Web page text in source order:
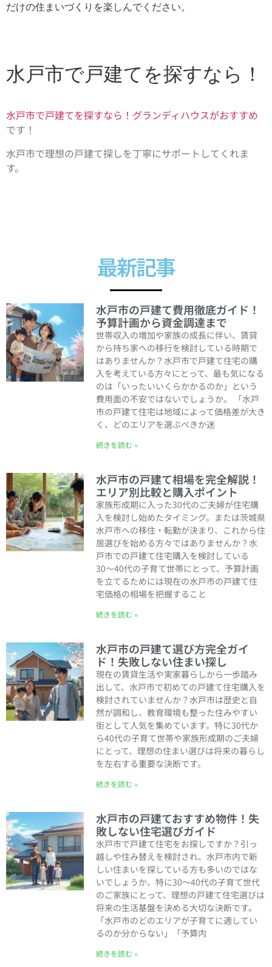
だけの住まいづくりを楽しんでください。
水戸市で戸建てを探すなら！
水戸市で戸建てを探すなら！グランディハウスがおすすめ
です！
水戸市で理想の戸建て探しを丁寧にサポートしてくれま
す。
最新記事
水戸市の戸建て費用徹底ガイド！
予算計画から資金調達まで
世帯収入の増加や家族の成長に伴い、賃貸
から持ち家への移行を検討している時期で
はありませんか？水戸市で戸建て住宅の購
入を考えている方々にとって、最も気になる
のは「いったいいくらかかるのか」という
費用面の不安ではないでしょうか。 「水戸
市の戸建て住宅は地域によって価格差が大き
く、どのエリアを選ぶべきか迷
続きを読む »
水戸市の戸建て相場を完全解説！
エリア別比較と購入ポイント
家族形成期に入った30代のご夫婦が住宅購
入を検討し始めたタイミング。または茨城県
水戸市への移住・転勤が決まり、これから住
居選びを始める方々ではありませんか？水
戸市での戸建て住宅購入を検討している
30〜40代の子育て世帯にとって、予算計画
を立てるためには現在の水戸市の戸建て住
宅価格の相場を把握すること
続きを読む »
水戸市の戸建て選び方完全ガイ
ド！失敗しない住まい探し
現在の賃貸生活や実家暮らしから一歩踏み
出して、水戸市で初めての戸建て住宅購入を
検討されていませんか？水戸市は歴史と自
然が調和し、教育環境も整った住みやすい
街として人気を集めています。特に30代か
ら40代の子育て世帯や家族形成期のご夫婦
にとって、理想の住まい選びは将来の暮らし
を左右する重要な決断です。
続きを読む »
水戸市の戸建ておすすめ物件！失
敗しない住宅選びガイド
水戸市で戸建て住宅をお探しですか？引っ
越しや住み替えを検討され、水戸市内で新
しい住まいを探している方も多いのではな
いでしょうか。特に30〜40代の子育て世代
のご家族にとって、理想の戸建て住宅選びは
将来の生活基盤を決める大切な決断です。
「水戸市のどのエリアが子育てに適してい
るのか分からない」「予算内
続きを読む »